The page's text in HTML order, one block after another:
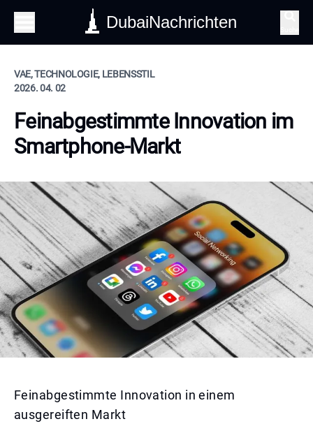
DubaiNachrichten
VAE, TECHNOLOGIE, LEBENSSTIL
2026. 04. 02
Feinabgestimmte Innovation im
Smartphone-Markt
Feinabgestimmte Innovation in einem
ausgereiften Markt